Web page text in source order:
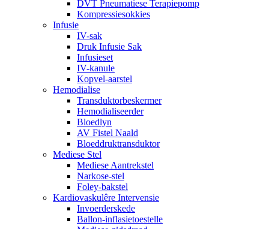
DVT Pneumatiese Terapiepomp
Kompressiesokkies
Infusie
IV-sak
Druk Infusie Sak
Infusieset
IV-kanule
Kopvel-aarstel
Hemodialise
Transduktorbeskermer
Hemodialiseerder
Bloedlyn
AV Fistel Naald
Bloeddruktransduktor
Mediese Stel
Mediese Aantrekstel
Narkose-stel
Foley-bakstel
Kardiovaskulêre Intervensie
Invoerderskede
Ballon-inflasietoestelle